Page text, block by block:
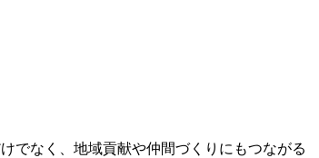
でなく、地域貢献や仲間づくりにもつながる